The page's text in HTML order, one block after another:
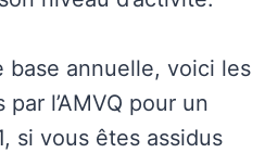
base annuelle, voici les
l’AMVQ pour un
si vous êtes assidus